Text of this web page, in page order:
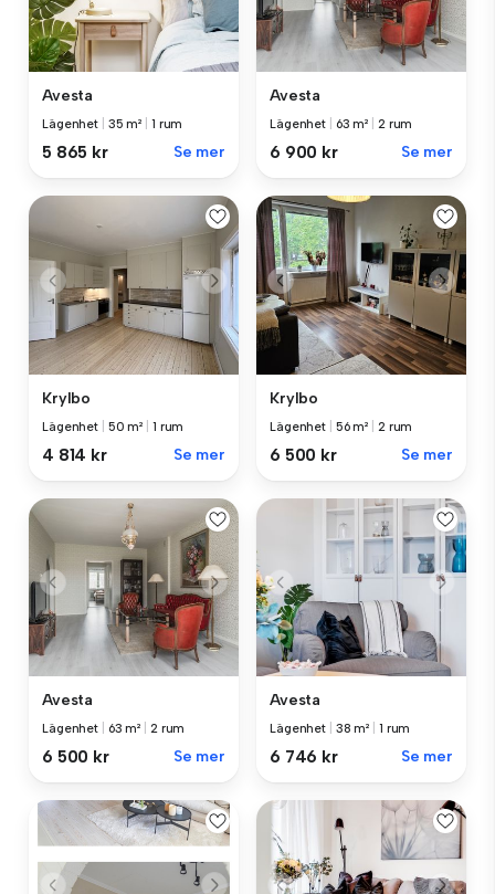
Avesta
Lägenhet 35 m² 1 rum
5 865 kr Se mer
Avesta
Lägenhet 63 m² 2 rum
6 900 kr Se mer
Krylbo
Lägenhet 50 m² 1 rum
4 814 kr Se mer
Krylbo
Lägenhet 56 m² 2 rum
6 500 kr Se mer
Avesta
Lägenhet 63 m² 2 rum
6 500 kr Se mer
Avesta
Lägenhet 38 m² 1 rum
6 746 kr Se mer